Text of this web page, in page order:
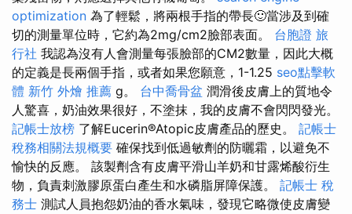
optimization 為了輕鬆，將兩根手指的帶長🙂當涉及到確
切的測量單位時，它約為2mg/cm2臉部表面。 台胞證 旅
行社 我認為沒有人會測量每張臉部的CM2數量，因此大概
的定義是長兩個手指，或者如果您願意，1-1.25 seo點擊軟
體 新竹 外燴 推薦 g。 台中喬骨盆 潤滑後皮膚上的質地令
人驚喜，奶油效果很好，不塗抹，我的皮膚不會閃閃發光。
記帳士放榜 了解Eucerin®Atopic皮膚產品的歷史。 記帳士
稅務相關法規概要 確保找到低過敏劑的防曬霜，以避免不
愉快的反應。 該製劑含有皮膚平滑山羊奶和甘露烯酸衍生
物，負責刺激膠原蛋白產生和水磷脂屏障保護。 記帳士 稅
務士 測試人員抱怨奶油的香水氣味，發現它略微使皮膚變